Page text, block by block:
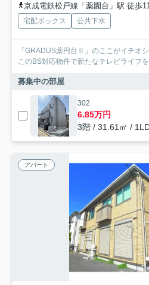
京成電鉄松戸線「薬園台」駅 徒歩
宅配ボックス 公共下水
「GRADUS薬円台Ⅱ」のここがイチオ
このBS対応物件で新たなテレビライフ
募集中の部屋
302
6.85万円
3階 / 31.61㎡ /
アパート